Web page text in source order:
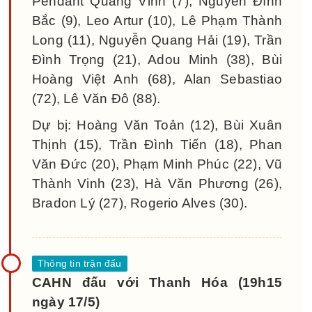
Bắc (9), Leo Artur (10), Lê Phạm Thành
Long (11), Nguyễn Quang Hải (19), Trần
Đình Trọng (21), Adou Minh (38), Bùi
Hoàng Việt Anh (68), Alan Sebastiao
(72), Lê Văn Đô (88).
Dự bị: Hoàng Văn Toản (12), Bùi Xuân
Thịnh (15), Trần Đình Tiến (18), Phan
Văn Đức (20), Phạm Minh Phúc (22), Vũ
Thành Vinh (23), Hà Văn Phương (26),
Bradon Lý (27), Rogerio Alves (30).
CAHN đấu với Thanh Hóa (19h15
ngày 17/5)